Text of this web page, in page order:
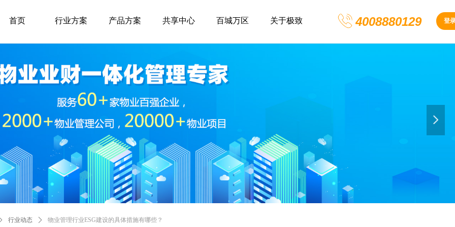
4008880129 登
首页 行业方案 产品方案 共享中心 百城万区 关于极致
넲
行业动态 ꄲ 物业管理行业ESG建设的具体措施有哪些？